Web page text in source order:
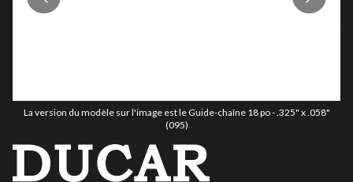
La version du modèle sur l'image est le Guide-chaîne 18 po - .325" x .058"
(095)